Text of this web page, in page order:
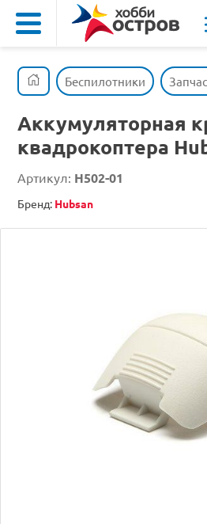
Беспилотники
Аккумуляторная
квадрокоптера
Артикул: H502-01
Бренд: Hubsan